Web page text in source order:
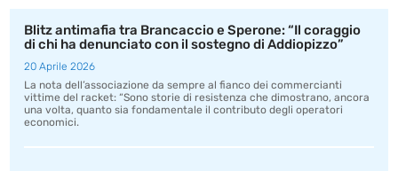
Blitz antimafia tra Brancaccio e Sperone: “Il coraggio
di chi ha denunciato con il sostegno di Addiopizzo”
20 Aprile 2026
La nota dell’associazione da sempre al fianco dei commercianti
vittime del racket: “Sono storie di resistenza che dimostrano, ancora
una volta, quanto sia fondamentale il contributo degli operatori
economici.